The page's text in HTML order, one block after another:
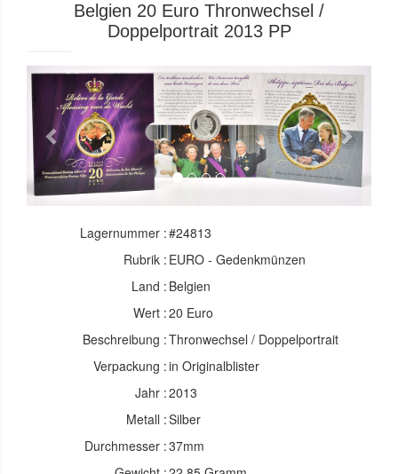
Belgien 20 Euro Thronwechsel /
Doppelportrait 2013 PP
Previous Next
Lagernummer :#24813
Rubrik : EURO - Gedenkmünzen
Land : Belgien
Wert :20 Euro
Beschreibung :Thronwechsel / Doppelportrait
Verpackung :in Originalblister
Jahr :2013
Metall :Silber
Durchmesser :37mm